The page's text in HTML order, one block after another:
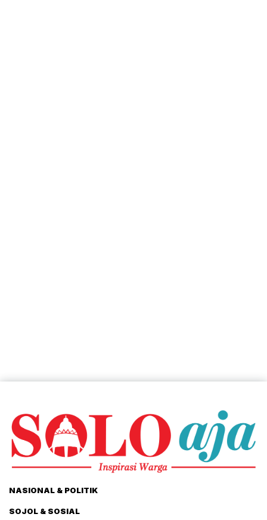
NASIONAL & POLITIK
SOJOL & SOSIAL